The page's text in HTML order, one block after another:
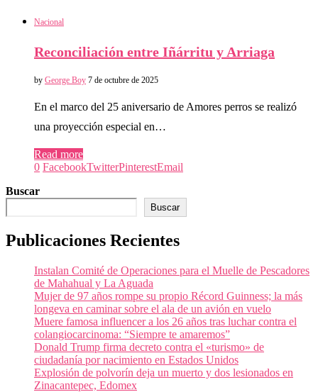
Nacional
Reconciliación entre Iñárritu y Arriaga
by George Boy 7 de octubre de 2025
En el marco del 25 aniversario de Amores perros se realizó
una proyección especial en…
Read more
0 FacebookTwitterPinterestEmail
Buscar
Buscar
Publicaciones Recientes
Instalan Comité de Operaciones para el Muelle de Pescadores
de Mahahual y La Aguada
Mujer de 97 años rompe su propio Récord Guinness; la más
longeva en caminar sobre el ala de un avión en vuelo
Muere famosa influencer a los 26 años tras luchar contra el
colangiocarcinoma: “Siempre te amaremos”
Donald Trump firma decreto contra el «turismo» de
ciudadanía por nacimiento en Estados Unidos
Explosión de polvorín deja un muerto y dos lesionados en
Zinacantepec, Edomex